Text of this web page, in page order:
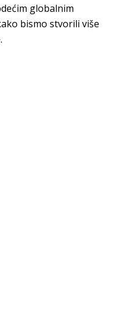
globalnim
bismo stvorili više